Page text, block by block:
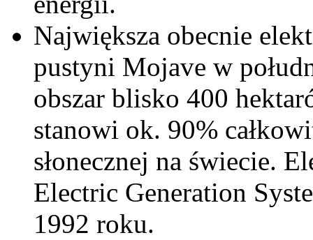
Największa obecnie
pustyni Mojave w
obszar blisko 400
stanowi ok. 90%
słonecznej na świecie.
Electric Generation
1992 roku.